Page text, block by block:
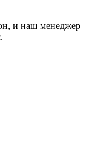
и наш менеджер